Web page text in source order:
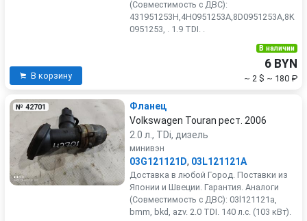
(Совместимость с ДВС):
431951253H,4H0951253A,8D0951253A,8K
0951253, . 1.9 TDI. .
В корзину
В наличии
6 BYN
~ 2 $ ~ 180 ₽
№ 42701
Фланец
Volkswagen Touran рест. 2006
2.0 л., TDi, дизель
минивэн
03G121121D, 03L121121A
Доставка в любой Город. Поставки из
Японии и Швеции. Гарантия. Аналоги
(Совместимость с ДВС): 03l121121a,
bmm, bkd, azv. 2.0 TDI. 140 л.с. (103 кВт).